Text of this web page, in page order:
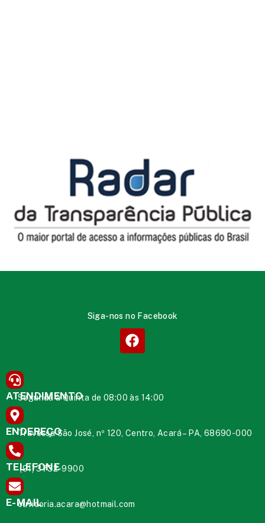
Siga-nos no Facebook
ATENDIMENTO
Segunda à Quinta de 08:00 às 14:00
ENDEREÇO
Travessa São José, nº 120, Centro, Acará – PA, 68690-000
TELEFONE
(91) 3732-9900
E-MAIL
ouvidoria.acara@hotmail.com